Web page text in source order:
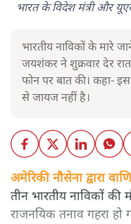
भारत के विदेश मंत्री और
भारतीय नाविकों के मारे
जयशंकर ने शुक्रवार देर
फोन पर बात की। कहा-
से जायज नहीं है।
अमेरिकी नौसेना द्वारा
तीन भारतीय नाविकों
राजनयिक तनाव गहरा